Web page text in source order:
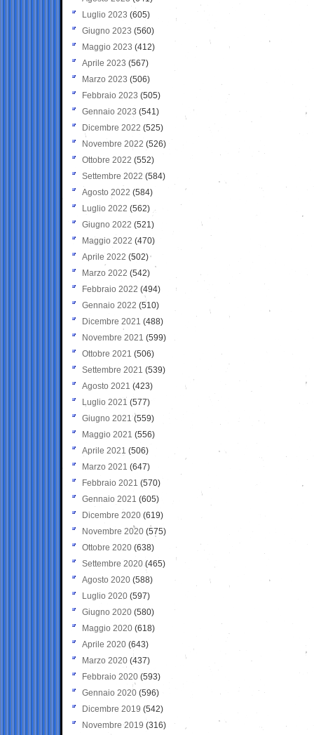
Luglio 2023 (605)
Giugno 2023 (560)
Maggio 2023 (412)
Aprile 2023 (567)
Marzo 2023 (506)
Febbraio 2023 (505)
Gennaio 2023 (541)
Dicembre 2022 (525)
Novembre 2022 (526)
Ottobre 2022 (552)
Settembre 2022 (584)
Agosto 2022 (584)
Luglio 2022 (562)
Giugno 2022 (521)
Maggio 2022 (470)
Aprile 2022 (502)
Marzo 2022 (542)
Febbraio 2022 (494)
Gennaio 2022 (510)
Dicembre 2021 (488)
Novembre 2021 (599)
Ottobre 2021 (506)
Settembre 2021 (539)
Agosto 2021 (423)
Luglio 2021 (577)
Giugno 2021(559)
Maggio 2021 (556)
Aprile 2021 (506)
Marzo 2021 (647)
Febbraio 2021 (570)
Gennaio 2021 (605)
Dicembre 2020 (619)
Novembre 2020 (575)
Ottobre 2020 (638)
Settembre 2020(465)
Agosto 2020 (588)
Luglio 2020 (597)
Giugno 2020 (580)
Maggio 2020 (618)
Aprile 2020 (643)
Marzo 2020 (437)
Febbraio 2020 (593)
Gennaio 2020 (596)
Dicembre 2019 (542)
Novembre 2019 (316)